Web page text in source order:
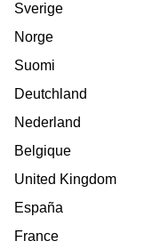
Sverige
Norge
Suomi
Deutchland
Nederland
Belgique
United Kingdom
España
France